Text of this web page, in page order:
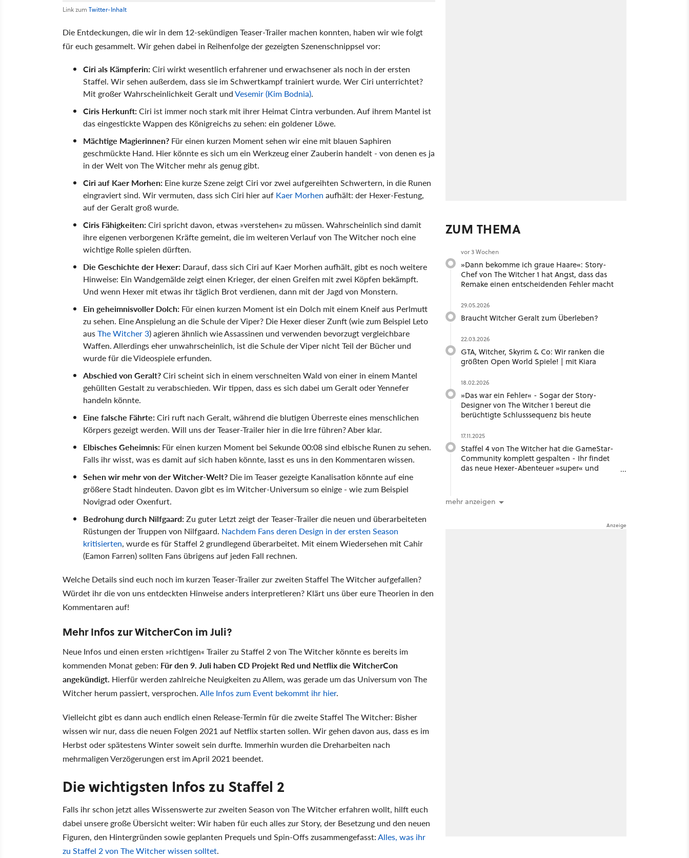
Link zum Twitter-Inhalt
Die Entdeckungen, die wir in dem 12-sekündigen Teaser-Trailer machen konnten, haben wir wie folgt
für euch gesammelt. Wir gehen dabei in Reihenfolge der gezeigten Szenenschnippsel vor:
Ciri als Kämpferin:Ciri wirkt wesentlich erfahrener und erwachsener als noch in der ersten
Staffel. Wir sehen außerdem, dass sie im Schwertkampf trainiert wurde. Wer Ciri unterrichtet?
Mit großer Wahrscheinlichkeit Geralt undVesemir (Kim Bodnia).
Ciris Herkunft:Ciri ist immer noch stark mit ihrer Heimat Cintra verbunden. Auf ihrem Mantel ist
das eingestickte Wappen des Königreichs zu sehen: ein goldener Löwe.
Mächtige Magierinnen? Für einen kurzen Moment sehen wir eine mit blauen Saphiren
geschmückte Hand. Hier könnte es sich um ein Werkzeug einer Zauberin handelt - von denen es ja
in der Welt von The Witcher mehr als genug gibt.
Ciri auf Kaer Morhen: Eine kurze Szene zeigt Ciri vor zwei aufgereihten Schwertern, in die Runen
eingraviert sind. Wir vermuten, dass sich Ciri hier auf Kaer Morhen aufhält: der Hexer-Festung,
auf der Geralt groß wurde.
Ciris Fähigkeiten:Ciri spricht davon, etwas »verstehen« zu müssen. Wahrscheinlich sind damit
ihre eigenen verborgenen Kräfte gemeint, die im weiteren Verlauf von The Witcher noch eine
wichtige Rolle spielen dürften.
Die Geschichte der Hexer: Darauf, dass sich Ciri auf Kaer Morhen aufhält, gibt es noch weitere
Hinweise: Ein Wandgemälde zeigt einen Krieger, der einen Greifen mit zwei Köpfen bekämpft.
Und wenn Hexer mit etwas ihr täglich Brot verdienen, dann mit der Jagd von Monstern.
Ein geheimnisvoller Dolch: Für einen kurzen Moment ist ein Dolch mit einem Kneif aus Perlmutt
zu sehen. Eine Anspielung an die Schule der Viper? Die Hexer dieser Zunft (wie zum Beispiel Leto
ausThe Witcher 3) agieren ähnlich wie Assassinen und verwenden bevorzugt vergleichbare
Waffen. Allerdings eher unwahrscheinlich, ist die Schule der Viper nicht Teil der Bücher und
wurde für die Videospiele erfunden.
Abschied von Geralt?Ciri scheint sich in einem verschneiten Wald von einer in einem Mantel
gehüllten Gestalt zu verabschieden. Wir tippen, dass es sich dabei um Geralt oder Yennefer
handeln könnte.
Eine falsche Fährte:Ciri ruft nach Geralt, während die blutigen Überreste eines menschlichen
Körpers gezeigt werden. Will uns der Teaser-Trailer hier in die Irre führen? Aber klar.
Elbisches Geheimnis: Für einen kurzen Moment bei Sekunde 00:08 sind elbische Runen zu sehen.
Falls ihr wisst, was es damit auf sich haben könnte, lasst es uns in den Kommentaren wissen.
Sehen wir mehr von der Witcher-Welt? Die im Teaser gezeigte Kanalisation könnte auf eine
größere Stadt hindeuten. Davon gibt es im Witcher-Universum so einige - wie zum Beispiel
Novigrad oder Oxenfurt.
Bedrohung durch Nilfgaard:Zu guter Letzt zeigt der Teaser-Trailer die neuen und überarbeiteten
Rüstungen der Truppen von Nilfgaard. Nachdem Fans deren Design in der ersten Season
kritisierten, wurde es für Staffel 2 grundlegend überarbeitet. Mit einem Wiedersehen mit Cahir
(Eamon Farren) sollten Fans übrigens auf jeden Fall rechnen.
Welche Details sind euch noch im kurzen Teaser-Trailer zur zweiten Staffel The Witcher aufgefallen?
Würdet ihr die von uns entdeckten Hinweise anders interpretieren? Klärt uns über eure Theorien in den
Kommentaren auf!
Mehr Infos zur WitcherCon im Juli?
Neue Infos und einen ersten »richtigen« Trailer zu Staffel 2 von The Witcher könnte es bereits im
kommenden Monat geben: Für den 9. Juli haben CD Projekt Red und Netflix die WitcherCon
angekündigt. Hierfür werden zahlreiche Neuigkeiten zu Allem, was gerade um das Universum von The
Witcher herum passiert, versprochen.Alle Infos zum Event bekommt ihr hier.
Vielleicht gibt es dann auch endlich einen Release-Termin für die zweite Staffel The Witcher: Bisher
wissen wir nur, dass die neuen Folgen 2021 auf Netflix starten sollen. Wir gehen davon aus, dass es im
Herbst oder spätestens Winter soweit sein durfte. Immerhin wurden die Dreharbeiten nach
mehrmaligen Verzögerungen erst im April 2021 beendet.
Die wichtigsten Infos zu Staffel 2
Falls ihr schon jetzt alles Wissenswerte zur zweiten Season von The Witcher erfahren wollt, hilft euch
dabei unsere große Übersicht weiter: Wir haben für euch alles zur Story, der Besetzung und den neuen
Figuren, den Hintergründen sowie geplanten Prequels und Spin-Offs zusammengefasst:Alles, was ihr
zu Staffel 2 von The Witcher wissen solltet.
ZUM THEMA
vor 3 Wochen
»Dann bekomme ich graue Haare«: Story-
Chef von The Witcher 1 hat Angst, dass das
Remake einen entscheidenden Fehler macht
29.05.2026
Braucht Witcher Geralt zum Überleben?
22.03.2026
GTA, Witcher, Skyrim & Co: Wir ranken die
größten Open World Spiele! | mit Kiara
18.02.2026
»Das war ein Fehler« - Sogar der Story-
Designer von The Witcher 1 bereut die
berüchtigte Schlusssequenz bis heute
17.11.2025
Staffel 4 von The Witcher hat die GameStar-
Community komplett gespalten - Ihr findet
das neue Hexer-Abenteuer »super« und
mehr anzeigen